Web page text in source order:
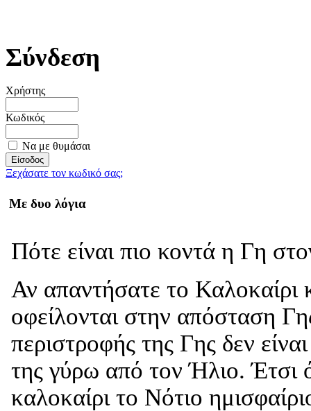
Σύνδεση
Χρήστης
Κωδικός
Να με θυμάσαι
Ξεχάσατε τον κωδικό σας;
Με δυο λόγια
Πότε είναι πιο κοντά η Γη
Αν απαντήσατε το Καλοκαίρι
οφείλονται στην απόσταση
περιστροφής της Γης δεν
της γύρω από τον Ήλιο. Έτσι
καλοκαίρι το Νότιο